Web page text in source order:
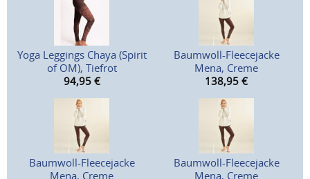
Yoga Leggings Chaya (Spirit
of OM), Tiefrot
94,95 €
Baumwoll-Fleecejacke
Mena, Creme
138,95 €
Baumwoll-Fleecejacke
Mena, Creme
Baumwoll-Fleecejacke
Mena, Creme